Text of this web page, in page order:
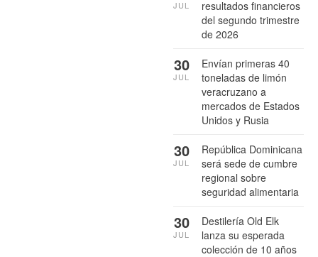
resultados financieros
del segundo trimestre
de 2026
JUL
Envían primeras 40
toneladas de limón
veracruzano a
mercados de Estados
Unidos y Rusia
30
JUL
República Dominicana
será sede de cumbre
regional sobre
seguridad alimentaria
30
JUL
Destilería Old Elk
lanza su esperada
colección de 10 años
30
JUL